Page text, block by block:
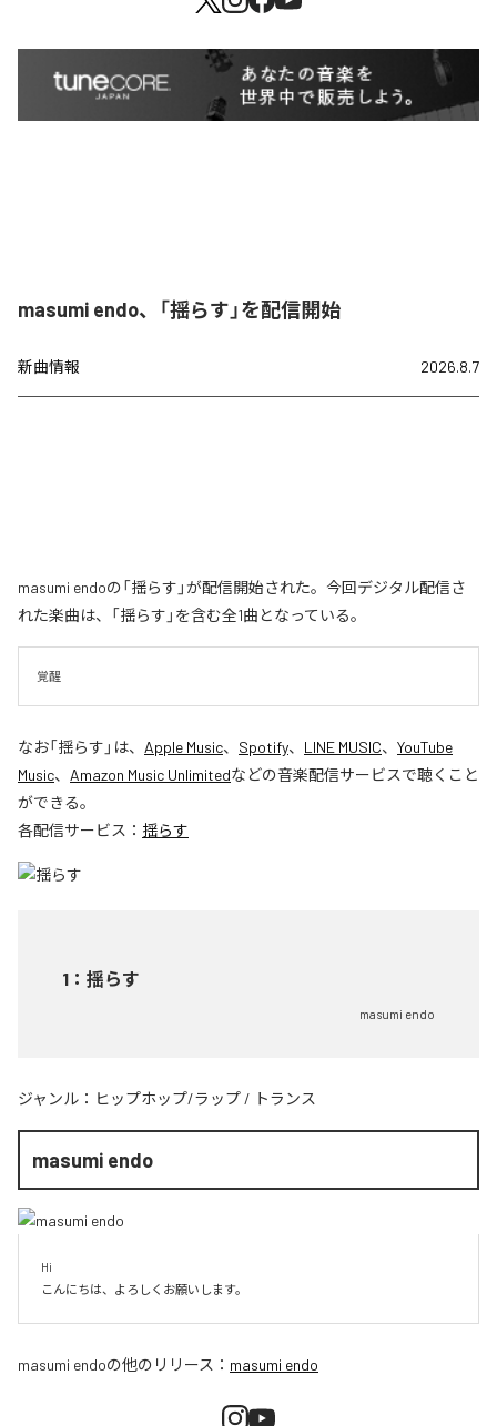
masumi endo、「揺らす」を配信開始
新曲情報 2026.8.7
masumi endoの「揺らす」が配信開始された。今回デジタル配信さ
れた楽曲は、「揺らす」を含む全1曲となっている。
覚醒
なお「揺らす 」は、 Apple Music、 Spotify、 LINE MUSIC、 YouTube
Music、 Amazon Music Unlimitedなどの音楽配信サービスで聴くこと
ができる。
各配信サービス： 揺らす
1 ： 揺らす
masumi endo
ジャンル： ヒップホップ/ラップ / トランス
masumi endo
Hi
こんにちは、よろしくお願いします。
masumi endoの他のリリース： masumi endo